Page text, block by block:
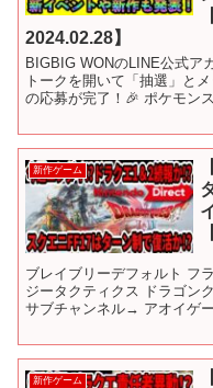
2024.02.28】
BIGBIG WONのLINE公式ア
トークを開いて「抽選」と
の応募が完了！🎉 ポケモン
新作ゲーム
ブレイブリーデフォルト フ
ジータクティクス ドラゴン
サブチャンネル→ アオイゲ
新作ゲーム